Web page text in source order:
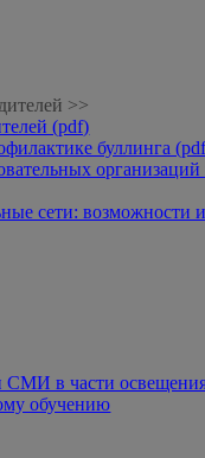
>>
(pdf)
буллинга
сети: возможности
в части освещения
обучению